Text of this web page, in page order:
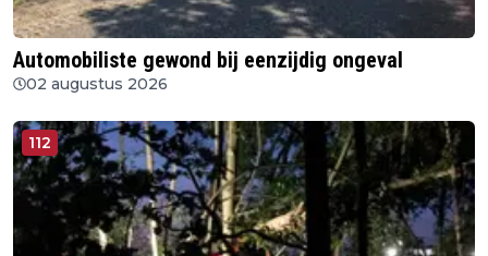
Automobiliste gewond bij eenzijdig ongeval
02 augustus 2026
112